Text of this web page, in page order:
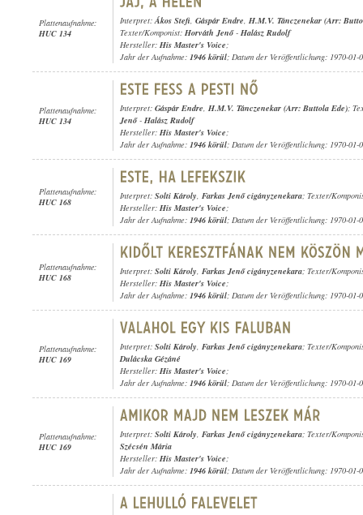
Plattenaufnahme:
HUC 134
Interpret:Ákos Stefi, Gáspár Endre, H.M.V. Tánczenekar (Arr:
Texter/Komponist: Horváth Jenő- Halász Rudolf
Hersteller: His Master's Voice;
Jahr der Aufnahme: 1946 körül; Datum der Veröffentlichung: 1970-01-
Plattenaufnahme:
HUC 134
Interpret: Gáspár Endre, H.M.V. Tánczenekar (Arr: Buttola Ede);
Jenő- Halász Rudolf
Hersteller: His Master's Voice;
Jahr der Aufnahme: 1946 körül; Datum der Veröffentlichung: 1970-01-
Plattenaufnahme:
HUC 168
Interpret: Solti Károly, Farkas Jenő cigányzenekara; Texter/
Hersteller: His Master's Voice;
Jahr der Aufnahme: 1946 körül; Datum der Veröffentlichung: 1970-01-
Plattenaufnahme:
HUC 168
Interpret: Solti Károly, Farkas Jenő cigányzenekara; Texter/
Hersteller: His Master's Voice;
Jahr der Aufnahme: 1946 körül; Datum der Veröffentlichung: 1970-01-
Plattenaufnahme:
HUC 169
Interpret: Solti Károly, Farkas Jenő cigányzenekara; Texter/
Dulácska Gézáné
Hersteller: His Master's Voice;
Jahr der Aufnahme: 1946 körül; Datum der Veröffentlichung: 1970-01-
Plattenaufnahme:
HUC 169
Interpret: Solti Károly, Farkas Jenő cigányzenekara; Texter/
Szécsén Mária
Hersteller: His Master's Voice;
Jahr der Aufnahme: 1946 körül; Datum der Veröffentlichung: 1970-01-